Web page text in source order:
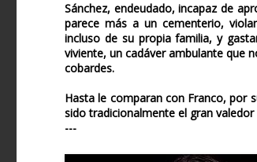
Sánchez, endeudado, incapaz de
parece más a un cementerio,
incluso de su propia familia, y
viviente, un cadáver ambulante que
cobardes.
Hasta le comparan con Franco, por
sido tradicionalmente el gran
---